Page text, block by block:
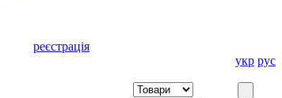
реєстрація
укр рус